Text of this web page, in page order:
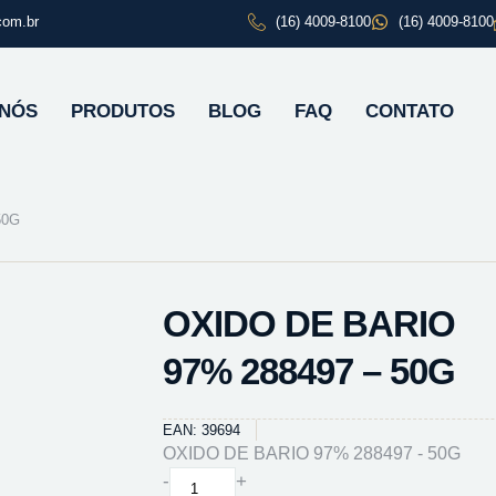
(16) 4009-8100 (16) 4009-8100
PRODUTOS BLOG FAQ CONTATO
OXIDO DE BARIO
97% 288497 – 50G
EAN: 39694
OXIDO DE BARIO 97% 288497 - 50G
-
OXIDO
+